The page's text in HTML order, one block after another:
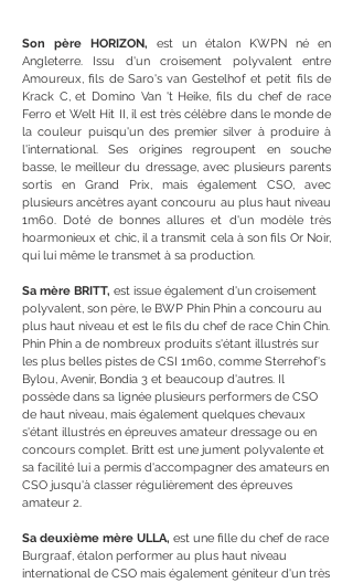
Son père HORIZON, est un étalon KWPN né en
Angleterre. Issu d'un croisement polyvalent entre
Amoureux, fils de Saro's van Gestelhof et petit fils de
Krack C, et Domino Van 't Heike, fils du chef de race
Ferro et Welt Hit II, il est très célèbre dans le monde de
la couleur puisqu'un des premier silver à produire à
l'international. Ses origines regroupent en souche
basse, le meilleur du dressage, avec plusieurs parents
sortis en Grand Prix, mais également CSO, avec
plusieurs ancètres ayant concouru au plus haut niveau
1m60. Doté de bonnes allures et d'un modèle très
hoarmonieux et chic, il a transmit cela à son fils Or Noir,
qui lui même le transmet à sa production.
Sa mère BRITT, est issue également d'un croisement
polyvalent, son père, le BWP Phin Phin a concouru au
plus haut niveau et est le fils du chef de race Chin Chin.
Phin Phin a de nombreux produits s'étant illustrés sur
les plus belles pistes de CSI 1m60, comme Sterrehof's
Bylou, Avenir, Bondia 3 et beaucoup d'autres. Il
possède dans sa lignée plusieurs performers de CSO
de haut niveau, mais également quelques chevaux
s'étant illustrés en épreuves amateur dressage ou en
concours complet. Britt est une jument polyvalente et
sa facilité lui a permis d'accompagner des amateurs en
CSO jusqu'à classer régulièrement des épreuves
amateur 2.
Sa deuxième mère ULLA, est une fille du chef de race
Burgraaf, étalon performer au plus haut niveau
international de CSO mais également géniteur d'un très